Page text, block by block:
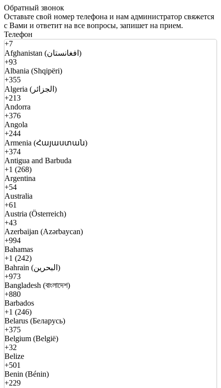
Обратный звонок
Оставьте свой номер телефона и нам администратор свяжется
с Вами и ответит на все вопросы, запишет на прием.
Телефон
+7
Afghanistan (افغانستان)
+93
Albania (Shqipëri)
+355
Algeria (الجزائر)
+213
Andorra
+376
Angola
+244
Armenia (Հայաստան)
+374
Antigua and Barbuda
+1 (268)
Argentina
+54
Australia
+61
Austria (Österreich)
+43
Azerbaijan (Azərbaycan)
+994
Bahamas
+1 (242)
Bahrain (البحرين)
+973
Bangladesh (বাংলাদেশ)
+880
Barbados
+1 (246)
Belarus (Беларусь)
+375
Belgium (België)
+32
Belize
+501
Benin (Bénin)
+229